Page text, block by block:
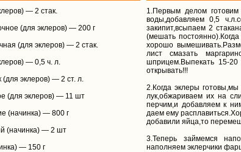
— 2 стак.
(для эклеров) — 200 г
(для эклеров) — 2 стак.
— 0,5 ч. л.
(для эклеров) — 2 ст. л.
(для эклеров) — 11 шт
(начинка) — 800 г
(начинка) — 2 шт
— 150 г
1.Первым делом
воды,добавляем 0,5
закипит,всыпаем 2
(мешать
хорошо
лист смазать
шприцем.Выпекать 15-20
открывать!!!
2.Когда эклеры
лук,обжариваем их на
перчим,и добавляем к
даем ему
добавили яйца,то
3.Теперь займемся
наполняем эклерчики